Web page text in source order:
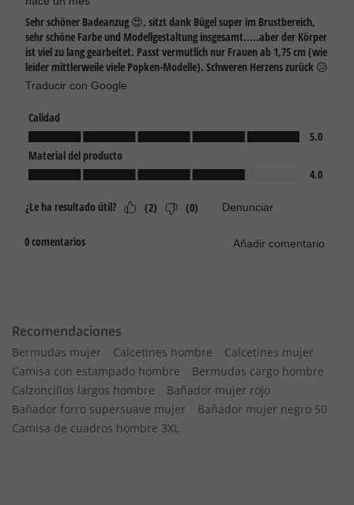
Recomendaciones
Bermudas mujer Calcetines hombre
Calcetines mujer
Camisa con estampado hombre
Bermudas cargo hombre
Calzoncillos largos hombre
Bañador mujer rojo
Bañador forro supersuave mujer
Bañador mujer negro 50
Camisa de cuadros hombre 3XL